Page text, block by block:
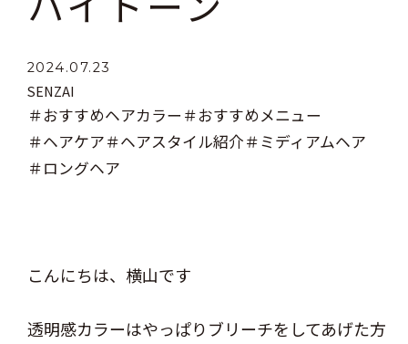
2024.07.23
SENZAI
＃おすすめヘアカラー ＃おすすめメニュー
＃ヘアケア＃ヘアスタイル紹介＃ミディアムヘア
＃ロングヘア
こんにちは、横山です
透明感カラーはやっぱりブリーチをしてあげた方